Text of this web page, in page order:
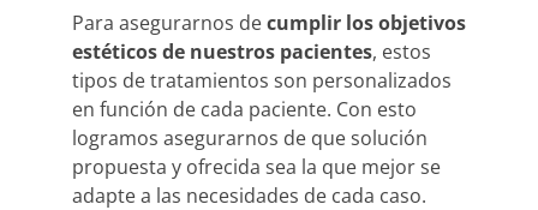
Para asegurarnos decumplir los objetivos
estéticos de nuestros pacientes, estos
tipos de tratamientos son personalizados
en función de cada paciente. Con esto
logramos asegurarnos de que solución
propuesta y ofrecida sea la que mejor se
adapte a las necesidades de cada caso.